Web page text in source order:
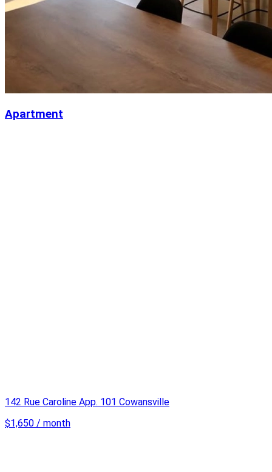
Apartment
142 Rue Caroline App. 101 Cowansville
$1,650 / month